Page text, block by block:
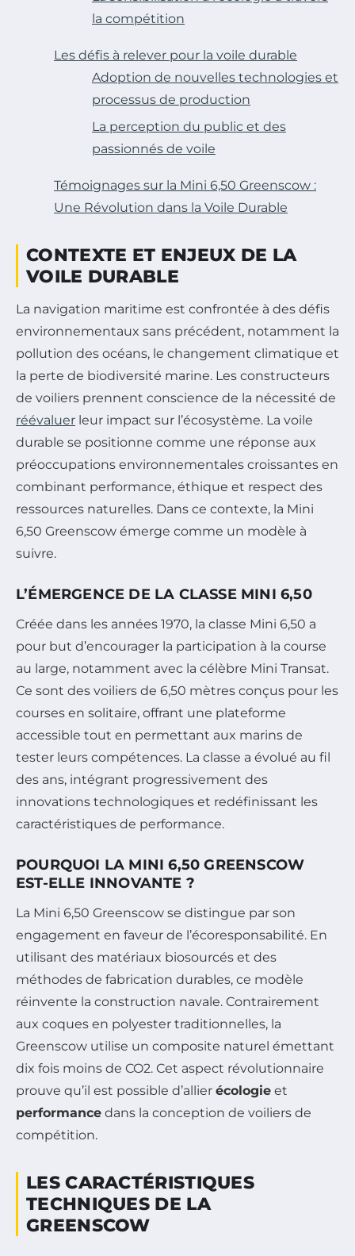
la compétition
Les défis à relever pour la voile durable
Adoption de nouvelles technologies et
processus de production
La perception du public et des
passionnés de voile
Témoignages sur la Mini 6,50 Greenscow :
Une Révolution dans la Voile Durable
CONTEXTE ET ENJEUX DE LA
VOILE DURABLE
La navigation maritime est confrontée à des défis
environnementaux sans précédent, notamment la
pollution des océans, le changement climatique et
la perte de biodiversité marine. Les constructeurs
de voiliers prennent conscience de la nécessité de
réévaluer leur impact sur l’écosystème. La voile
durable se positionne comme une réponse aux
préoccupations environnementales croissantes en
combinant performance, éthique et respect des
ressources naturelles. Dans ce contexte, la Mini
6,50 Greenscow émerge comme un modèle à
suivre.
L’ÉMERGENCE DE LA CLASSE MINI 6,50
Créée dans les années 1970, la classe Mini 6,50 a
pour but d’encourager la participation à la course
au large, notamment avec la célèbre Mini Transat.
Ce sont des voiliers de 6,50 mètres conçus pour les
courses en solitaire, offrant une plateforme
accessible tout en permettant aux marins de
tester leurs compétences. La classe a évolué au fil
des ans, intégrant progressivement des
innovations technologiques et redéfinissant les
caractéristiques de performance.
POURQUOI LA MINI 6,50 GREENSCOW
EST-ELLE INNOVANTE ?
La Mini 6,50 Greenscow se distingue par son
engagement en faveur de l’écoresponsabilité. En
utilisant des matériaux biosourcés et des
méthodes de fabrication durables, ce modèle
réinvente la construction navale. Contrairement
aux coques en polyester traditionnelles, la
Greenscow utilise un composite naturel émettant
dix fois moins de CO2. Cet aspect révolutionnaire
prouve qu’il est possible d’allier écologie et
performance dans la conception de voiliers de
compétition.
LES CARACTÉRISTIQUES
TECHNIQUES DE LA
GREENSCOW